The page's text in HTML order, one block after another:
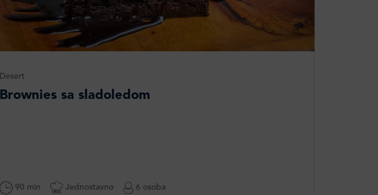
Desert
Brownies sa sladoledom
90 min Jednostavno 6 osoba